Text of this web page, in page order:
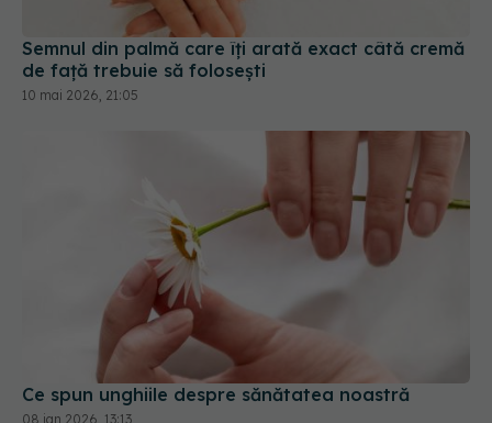
Semnul din palmă care îți arată exact câtă cremă
de față trebuie să folosești
10 mai 2026, 21:05
Ce spun unghiile despre sănătatea noastră
08 ian 2026, 13:13